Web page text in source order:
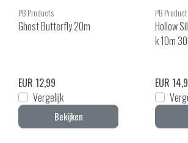
PB Products
Ghost Butterfly 20m
EUR 12,99
Vergelijk
Bekijken
PB
Hollow
k 10m
EUR